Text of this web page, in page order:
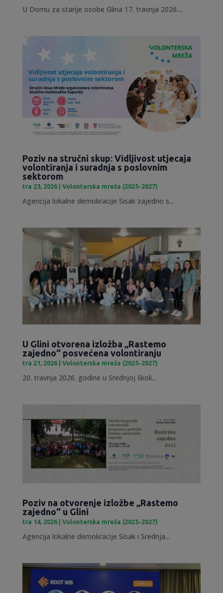
U Domu za starije osobe Glina 17. travnja 2026....
Poziv na stručni skup: Vidljivost utjecaja
volontiranja i suradnja s poslovnim
sektorom
tra 23, 2026| Volonterska mreža (2025-2027)
Agencija lokalne demokracije Sisak zajedno s...
U Glini otvorena izložba „Rastemo
zajedno“ posvećena volontiranju
tra 21, 2026| Volonterska mreža (2025-2027)
20. travnja 2026. godine u Srednjoj školi...
Poziv na otvorenje izložbe „Rastemo
zajedno“ u Glini
tra 14, 2026| Volonterska mreža (2025-2027)
Agencija lokalne demokracije Sisak i Srednja...